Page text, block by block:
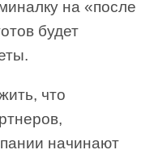
на «после
будет
что
начинают